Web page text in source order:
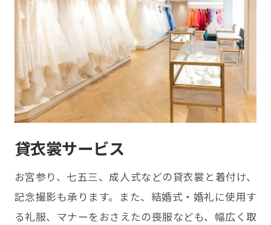
貸衣裳サービス
お宮参り、七五三、成人式などの貸衣裳と着付け、
記念撮影も承ります。また、結婚式・婚礼に使用す
る礼服、マナーをおさえたの喪服なども、幅広く取